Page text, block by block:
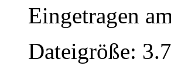
Eingetragen
Dateigröße: